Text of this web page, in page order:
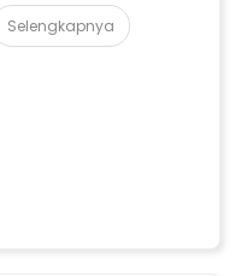
Selengkapnya